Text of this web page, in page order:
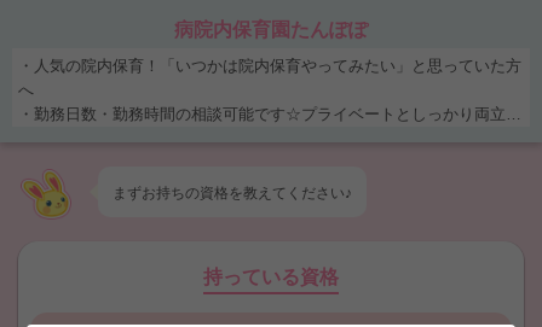
病院内保育園たんぽぽ
・人気の院内保育！「いつかは院内保育やってみたい」と思っていた方
へ
・勤務日数・勤務時間の相談可能です☆プライベートとしっかり両立！
・車通勤可能！雨の日も通勤ラクラク♪無料駐車場も完備！！ ・人気の
院内保育！「いつかは院内保育やってみたい」と思っていた方へ ・勤
・車通勤可能！雨の日も通勤ラクラク♪無料駐車場も完備！！
まずお持ちの資格を教えてください♪
持っている資格